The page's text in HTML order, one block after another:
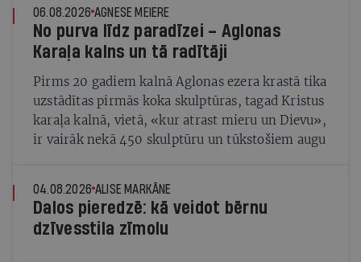
06.08.2026 AGNESE MEIERE
No purva līdz paradīzei – Aglonas
Karaļa kalns un tā radītāji
Pirms 20 gadiem kalnā Aglonas ezera krastā tika
uzstādītas pirmās koka skulptūras, tagad Kristus
karaļa kalnā, vietā, «kur atrast mieru un Dievu»,
ir vairāk nekā 450 skulptūru un tūkstošiem augu
04.08.2026 ALISE MARKĀNE
Dalos pieredzē: kā veidot bērnu
dzīvesstila zīmolu